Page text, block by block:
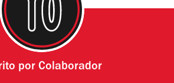
porColaborador